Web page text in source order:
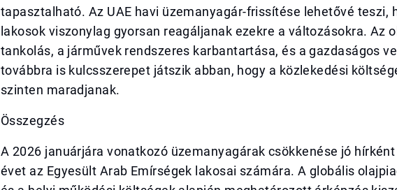
tapasztalható. Az UAE havi üzemanyagár-frissítése lehetővé teszi,
lakosok viszonylag gyorsan reagáljanak ezekre a változásokra. Az
tankolás, a járművek rendszeres karbantartása, és a gazdaságos
továbbra is kulcsszerepet játszik abban, hogy a közlekedési
szinten maradjanak.
Összegzés
A 2026 januárjára vonatkozó üzemanyagárak csökkenése jó
évet az Egyesült Arab Emírségek lakosai számára. A globális